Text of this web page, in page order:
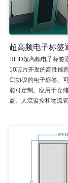
超高频电子标签
RFID超高频电子标签
10芯片开发的高性能
C)协议的电子标签。
能可定制。应用于仓
盗、人流监控和物流